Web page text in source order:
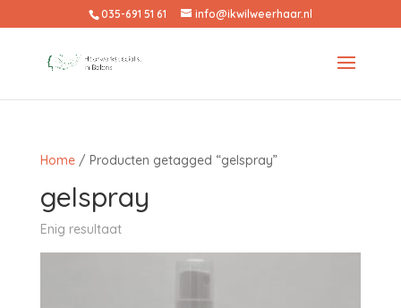
035-691 51 61 info@ikwilweerhaar.nl
Home/ Producten getagged “gelspray”
gelspray
Enig resultaat